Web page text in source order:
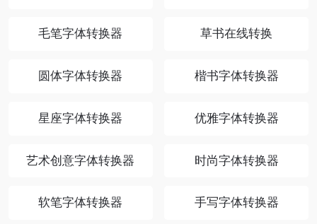
毛笔字体转换器 草书在线转换
圆体字体转换器 楷书字体转换器
星座字体转换器 优雅字体转换器
艺术创意字体转换器 时尚字体转换器
软笔字体转换器 手写字体转换器